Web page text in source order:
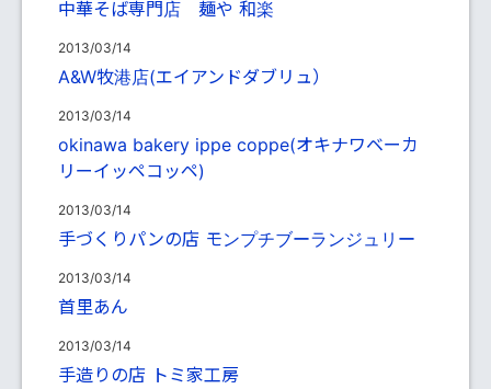
中華そば専門店 麺や 和楽
2013/03/14
A&W牧港店(エイアンドダブリュ）
2013/03/14
okinawa bakery ippe coppe(オキナワベーカ
リーイッペコッペ)
2013/03/14
手づくりパンの店 モンプチブーランジュリー
2013/03/14
首里あん
2013/03/14
手造りの店 トミ家工房